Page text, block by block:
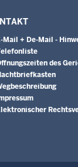
Mail + De-Mail -
des